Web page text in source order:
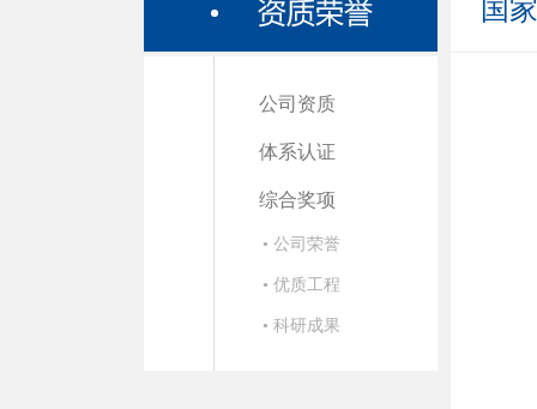
公司资质
体系认证
综合奖项
• 公司荣誉
• 优质工程
• 科研成果
国